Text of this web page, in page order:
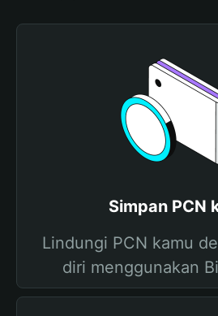
Simpan PCN
Lindungi PCN kamu
diri menggunakan